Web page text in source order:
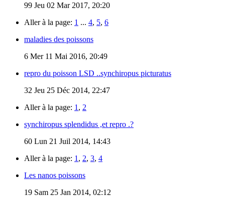
99 Jeu 02 Mar 2017, 20:20
Aller à la page: 1 ... 4, 5, 6
maladies des poissons
6 Mer 11 Mai 2016, 20:49
repro du poisson LSD ..synchiropus picturatus
32 Jeu 25 Déc 2014, 22:47
Aller à la page: 1 , 2
synchiropus splendidus ,et repro .?
60 Lun 21 Juil 2014, 14:43
Aller à la page: 1 , 2, 3, 4
Les nanos poissons
19 Sam 25 Jan 2014, 02:12